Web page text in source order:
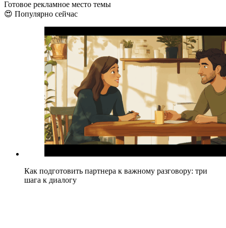
Готовое рекламное место темы
😍 Популярно сейчас
Как подготовить партнера к важному разговору: три
шага к диалогу